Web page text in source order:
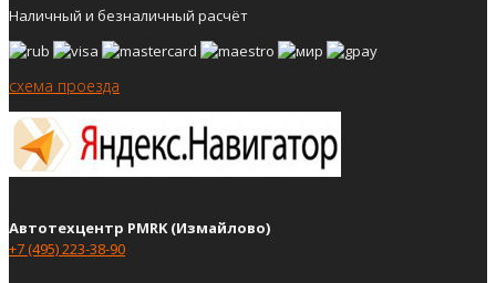
Наличный и безналичный расчёт
схема проезда
Автотехцентр PMRK (Измайлово)
+7 (495) 223-38-90